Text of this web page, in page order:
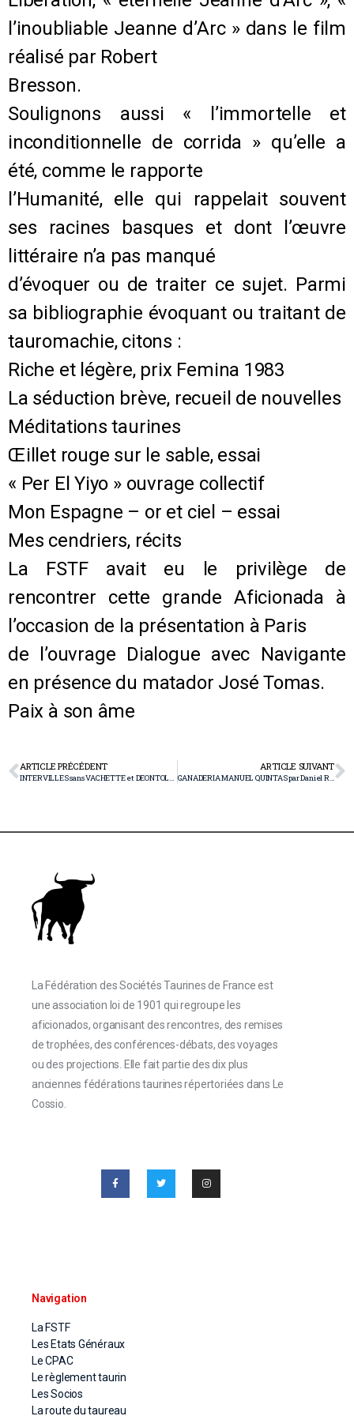
l’inoubliable Jeanne d’Arc » dans le film
réalisé par Robert
Bresson.
Soulignons aussi « l’immortelle et
inconditionnelle de corrida » qu’elle a
été, comme le rapporte
l’Humanité, elle qui rappelait souvent
ses racines basques et dont l’œuvre
littéraire n’a pas manqué
d’évoquer ou de traiter ce sujet. Parmi
sa bibliographie évoquant ou traitant de
tauromachie, citons :
Riche et légère, prix Femina 1983
La séduction brève, recueil de nouvelles
Méditations taurines
Œillet rouge sur le sable, essai
« Per El Yiyo » ouvrage collectif
Mon Espagne – or et ciel – essai
Mes cendriers, récits
La FSTF avait eu le privilège de
rencontrer cette grande Aficionada à
l’occasion de la présentation à Paris
de l’ouvrage Dialogue avec Navigante
en présence du matador José Tomas.
Paix à son âme
ARTICLE PRÉCÉDENT
INTERVILLES sans VACHETTE et DEONTOLOGIE JOURNALISTIQUE par Dominique Valmary
ARTICLE SUIVANT
GANADERIA MANUEL QUINTAS par Daniel Reboul
La Fédération des Sociétés Taurines de France est
une association loi de 1901 qui regroupe les
aficionados, organisant des rencontres, des remises
de trophées, des conférences-débats, des voyages
ou des projections. Elle fait partie des dix plus
anciennes fédérations taurines répertoriées dans Le
Cossio.
Navigation
La FSTF
Les Etats Généraux
Le CPAC
Le règlement taurin
Les Socios
La route du taureau